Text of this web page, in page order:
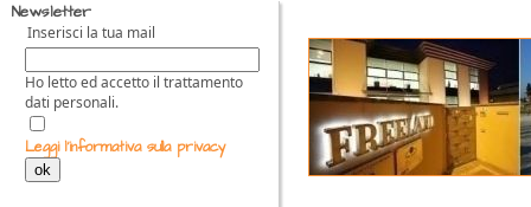
Newsletter
Inserisci la tua mail
Ho letto ed accetto il trattamento
dati personali.
Leggi l'informativa sulla privacy
ok